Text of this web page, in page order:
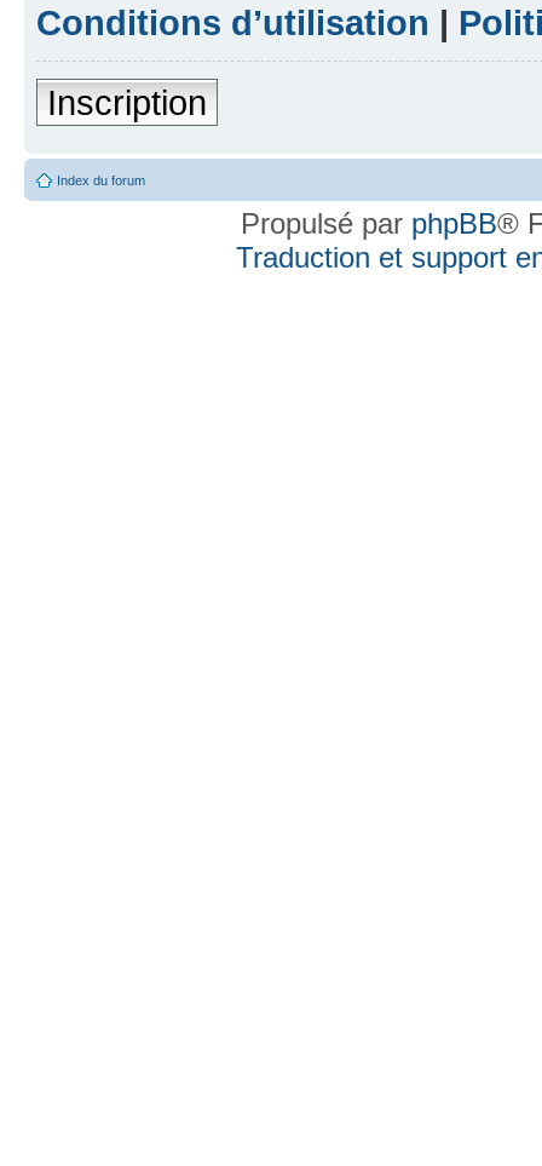
Conditions d’utilisation |
Inscription
Index du forum
Propulsé par phpBB®
Traduction et support